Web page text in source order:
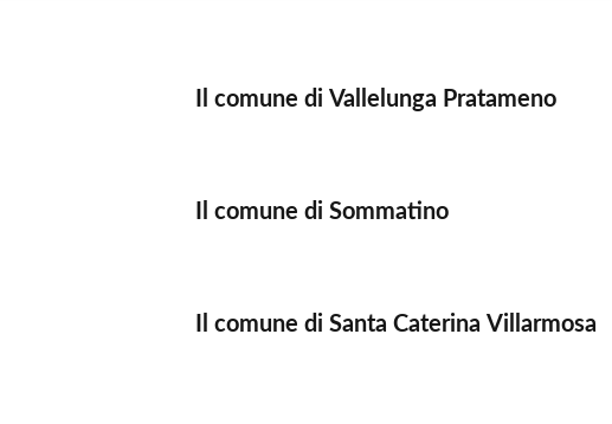
Il comune di Vallelunga Pratameno
Il comune di Sommatino
Il comune di Santa Caterina Villarmosa